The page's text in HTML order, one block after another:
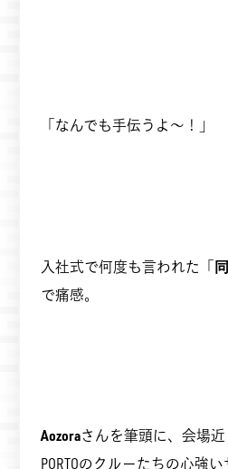
「なんでも手伝うよ～！」
入社式で何度も言われた「
で痛感。
Aozoraさんを筆頭に、会場近
PORTOのクルーたちの心強